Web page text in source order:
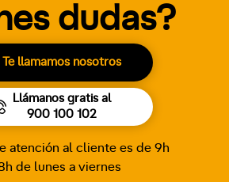
dudas?
Te llamamos nosotros
Llámanos gratis al
900 100 102
atención al cliente es de 9h
de lunes a viernes